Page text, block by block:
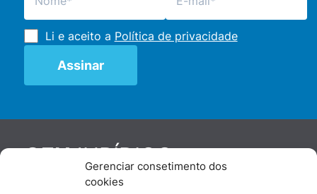
Gerenciar consetimento dos
cookies
Li e aceito a Política de privacidade
GENJURÍDICO
De maneira independente, os autores e